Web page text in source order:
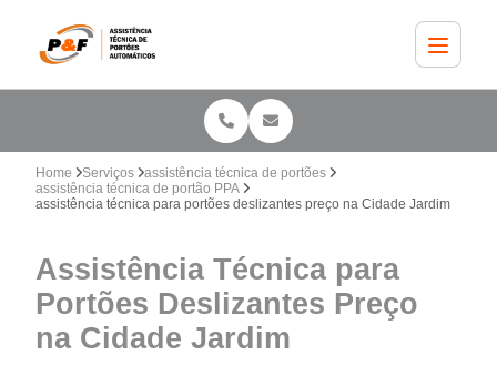
Home Serviços
assistência técnica de portões
assistência técnica de portão PPA
assistência técnica para portões deslizantes preço na Cidade Jardim
Assistência Técnica para
Portões Deslizantes Preço
na Cidade Jardim